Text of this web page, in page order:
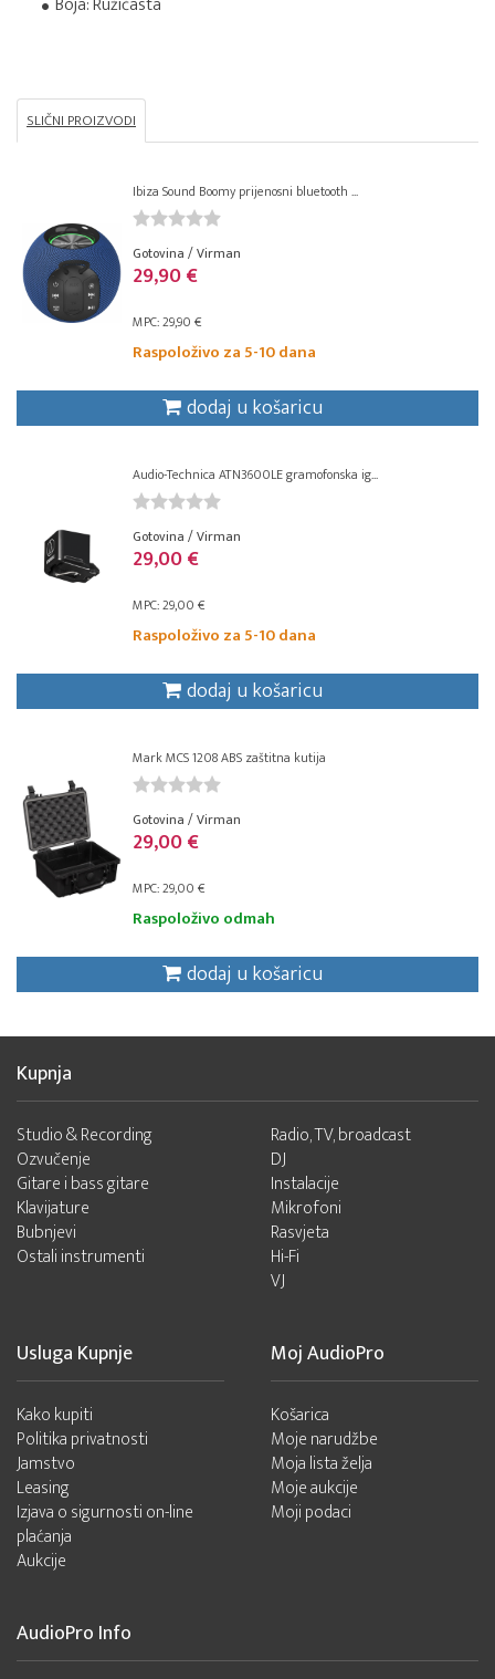
SLIČNI PROIZVODI
Ibiza Sound Boomy prijenosni bluetooth ...
Gotovina / Virman
29,90 €
MPC: 29,90 €
Raspoloživo za 5-10 dana
dodaj u košaricu
Audio-Technica ATN3600LE gramofonska ig...
Gotovina / Virman
29,00 €
MPC: 29,00 €
Raspoloživo za 5-10 dana
dodaj u košaricu
Mark MCS 1208 ABS zaštitna kutija
Gotovina / Virman
29,00 €
MPC: 29,00 €
Raspoloživo odmah
dodaj u košaricu
Kupnja
Studio & Recording
Ozvučenje
Gitare i bass gitare
Klavijature
Bubnjevi
Ostali instrumenti
Radio, TV, broadcast
DJ
Instalacije
Mikrofoni
Rasvjeta
Hi-Fi
VJ
Usluga Kupnje
Kako kupiti
Politika privatnosti
Jamstvo
Leasing
Izjava o sigurnosti on-line
plaćanja
Aukcije
Moj AudioPro
Košarica
Moje narudžbe
Moja lista želja
Moje aukcije
Moji podaci
AudioPro Info